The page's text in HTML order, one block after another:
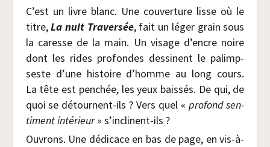
C’est un livre blanc. Une cou­ver­ture lisse où le
titre,La nuit Tra­ver­sée, fait un léger grain sous
la caresse de la main. Un visage d’encre noire
dont les rides pro­fondes des­sinent le palimp­
seste d’une his­toire d’homme au long cours.
La tête est pen­chée, les yeux bais­sés. De qui, de
quoi se détournent-ils ? Vers quel « pro­fond sen­
ti­ment inté­rieur» s’inclinent-ils ?
Ouvrons. Une dédi­cace en bas de page, en vis-à-